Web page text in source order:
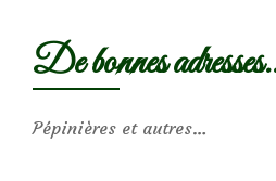
De bonnes
Pépinières et autres…